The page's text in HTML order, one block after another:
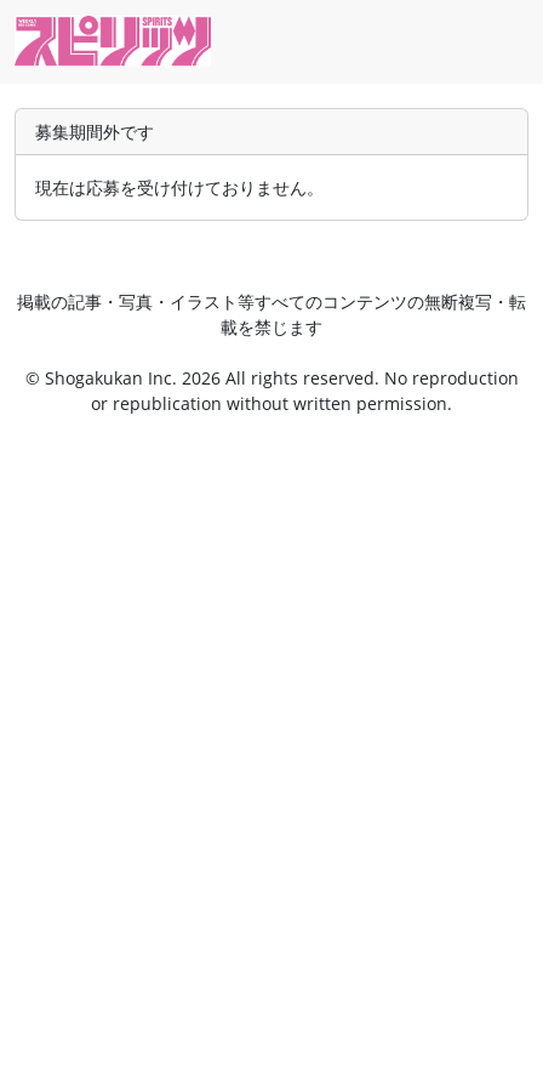
募集期間外です
現在は応募を受け付けておりません。
掲載の記事・写真・イラスト等すべてのコンテンツの無断複写・転
載を禁じます
© Shogakukan Inc. 2026 All rights reserved. No reproduction
or republication without written permission.